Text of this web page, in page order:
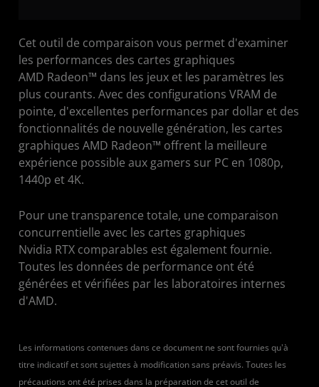
Cet outil de comparaison vous permet d'examiner
les performances des cartes graphiques
AMD Radeon™ dans les jeux et les paramètres les
plus courants. Avec des configurations VRAM de
pointe, d'excellentes performances par dollar et des
fonctionnalités de nouvelle génération, les cartes
graphiques AMD Radeon™ offrent la meilleure
expérience possible aux gamers sur PC en 1080p,
1440p et 4K.
Pour une transparence totale, une comparaison
concurrentielle avec les cartes graphiques
Nvidia RTX comparables est également fournie.
Toutes les données de performance ont été
générées et vérifiées par les laboratoires internes
d'AMD.
Les informations contenues dans ce document ne sont fournies qu'à
titre indicatif et sont sujettes à modification sans préavis. Toutes les
précautions ont été prises dans la préparation de cet outil de